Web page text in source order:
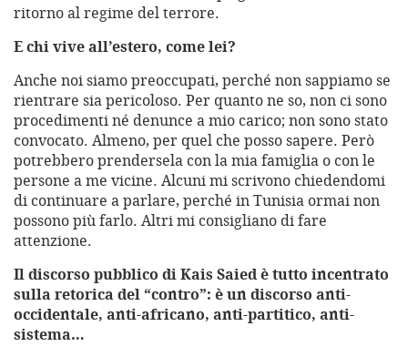
ritorno al regime del terrore.
E chi vive all’estero, come lei?
Anche noi siamo preoccupati, perché non sappiamo se
rientrare sia pericoloso. Per quanto ne so, non ci sono
procedimenti né denunce a mio carico; non sono stato
convocato. Almeno, per quel che posso sapere. Però
potrebbero prendersela con la mia famiglia o con le
persone a me vicine. Alcuni mi scrivono chiedendomi
di continuare a parlare, perché in Tunisia ormai non
possono più farlo. Altri mi consigliano di fare
attenzione.
Il discorso pubblico di Kais Saied è tutto incentrato
sulla retorica del “contro”: è un discorso anti-
occidentale, anti-africano, anti-partitico, anti-
sistema…